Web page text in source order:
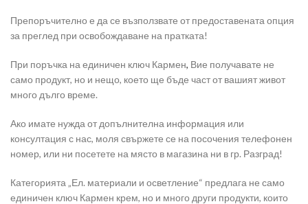
Препоръчително е да се възползвате от предоставената опция
за преглед при освобождаване на пратката!
При поръчка на единичен ключ Кармен, Вие получавате не
само продукт, но и нещо, което ще бъде част от вашият живот
много дълго време.
Ако имате нужда от допълнителна информация или
консултация с нас, моля свържете се на посочения телефонен
номер, или ни посетете на място в магазина ни в гр. Разград!
Категорията „Ел. материали и осветление“ предлага не само
единичен ключ Кармен крем, но и много други продукти, които